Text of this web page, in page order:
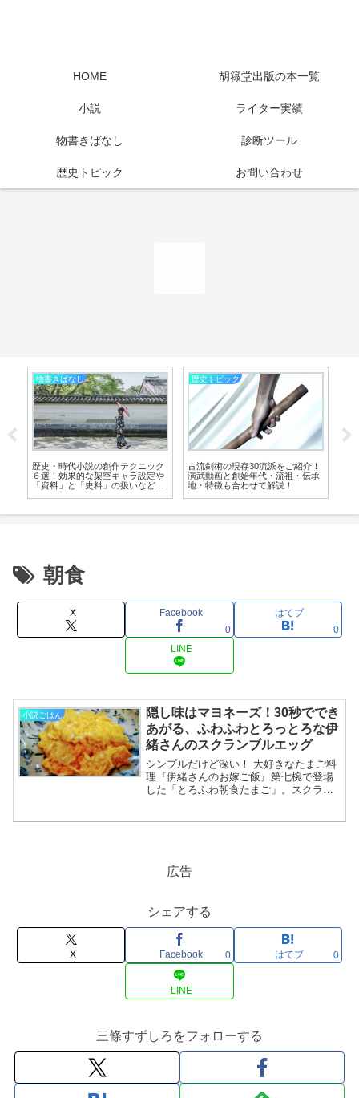
HOME 胡簶堂出版の本一覧
小説 ライター実績
物書きばなし 診断ツール
歴史トピック お問い合わせ
物書きばなし
歴史・時代小説の創作テクニック
６選！効果的な架空キャラ設定や
「資料」と「史料」の扱いなどを
歴史トピック
古流剣術の現存30流派をご紹介！
演武動画と創始年代・流祖・伝承
地・特徴も合わせて解説！
朝食
X
Facebook
0
はてブ
0
LINE
小説ごはん
隠し味はマヨネーズ！30秒ででき
あがる、ふわふわとろっとろな伊
緒さんのスクランブルエッグ
シンプルだけど深い！ 大好きなたまご料
理『伊緒さんのお嫁ご飯』第七椀で登場
した「とろふわ朝食たまご」。スクラン
く３個で2人前くらい冷蔵庫のたまごはと
っても冷たいので、常温にもどしておき
気に温度が下がるため………………～続
きを読む～
広告
シェアする
X Facebook 0 はてブ 0
LINE
三條すずしろをフォローする